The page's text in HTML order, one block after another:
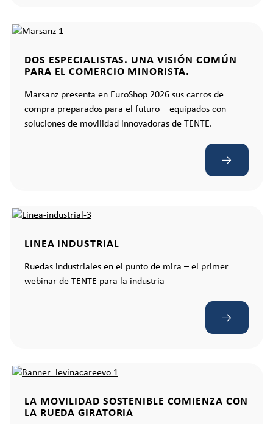
DOS ESPECIALISTAS. UNA VISIÓN COMÚN
PARA EL COMERCIO MINORISTA.
Marsanz presenta en EuroShop 2026 sus carros de
compra preparados para el futuro – equipados con
soluciones de movilidad innovadoras de TENTE.
LINEA INDUSTRIAL
Ruedas industriales en el punto de mira – el primer
webinar de TENTE para la industria
LA MOVILIDAD SOSTENIBLE COMIENZA CON
LA RUEDA GIRATORIA